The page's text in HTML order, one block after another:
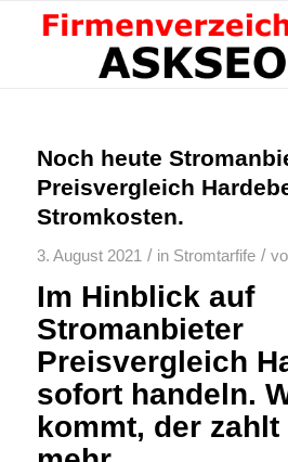
Noch heute
Preisvergleich
Stromkosten.
3. August 2021 / in Stromtarfife /
Im Hinblick auf
Stromanbieter
Preisvergleich
sofort handeln.
kommt, der